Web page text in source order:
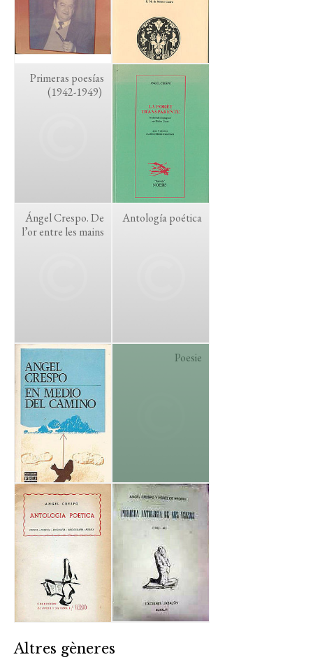
Primeras poesías
(1942-1949)
Ángel Crespo. De
l’or entre les mains
Antología poética
Poesie
Altres gèneres